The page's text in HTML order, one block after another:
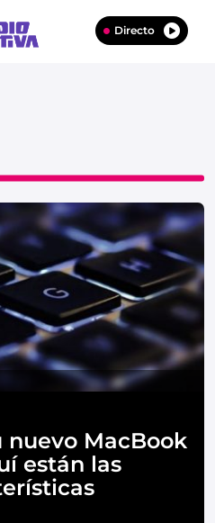
Directo
nuevo MacBook
están las